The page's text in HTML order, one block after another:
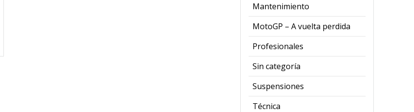
Mantenimiento
MotoGP – A vuelta perdida
Profesionales
Sin categoría
Suspensiones
Técnica